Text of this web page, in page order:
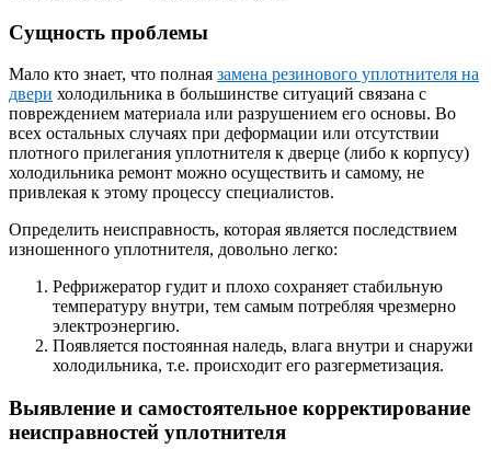
Сущность проблемы
Мало кто знает, что полная замена резинового уплотнителя на
двери холодильника в большинстве ситуаций связана с
повреждением материала или разрушением его основы. Во
всех остальных случаях при деформации или отсутствии
плотного прилегания уплотнителя к дверце (либо к корпусу)
холодильника ремонт можно осуществить и самому, не
привлекая к этому процессу специалистов.
Определить неисправность, которая является последствием
изношенного уплотнителя, довольно легко:
Рефрижератор гудит и плохо сохраняет стабильную
температуру внутри, тем самым потребляя чрезмерно
электроэнергию.
Появляется постоянная наледь, влага внутри и снаружи
холодильника, т.е. происходит его разгерметизация.
Выявление и самостоятельное корректирование
неисправностей уплотнителя